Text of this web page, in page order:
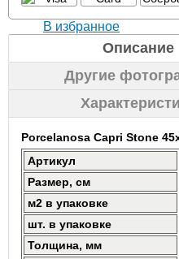
В избранное
Описание
Другие
Porcelanosa Capri Stone
Артикул
Размер, см
м2 в упаковке
шт. в упаковке
Толщина, мм